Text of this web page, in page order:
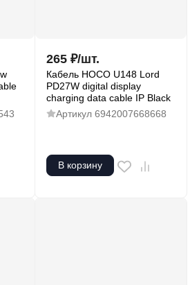
265 ₽/шт.
Кабель HOCO U148 Lord
PD27W digital display
charging data cable IP Black
Артикул 6942007668668
В корзину